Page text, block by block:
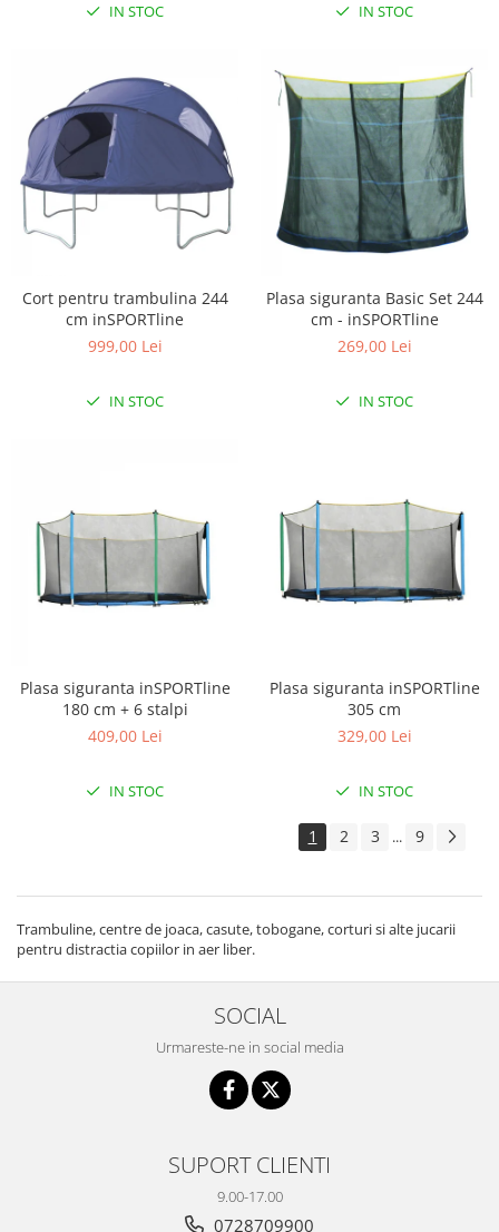
IN STOC IN STOC
Cort pentru trambulina 244
cm inSPORTline
999,00 Lei
IN STOC
Plasa siguranta Basic Set 244
cm - inSPORTline
269,00 Lei
IN STOC
Plasa siguranta inSPORTline
180 cm + 6 stalpi
409,00 Lei
IN STOC
Plasa siguranta inSPORTline
305 cm
329,00 Lei
IN STOC
1 2 3 ... 9
Trambuline, centre de joaca, casute, tobogane, corturi si alte jucarii
pentru distractia copiilor in aer liber.
SOCIAL
Urmareste-ne in social media
SUPORT CLIENTI
9.00-17.00
0728709900